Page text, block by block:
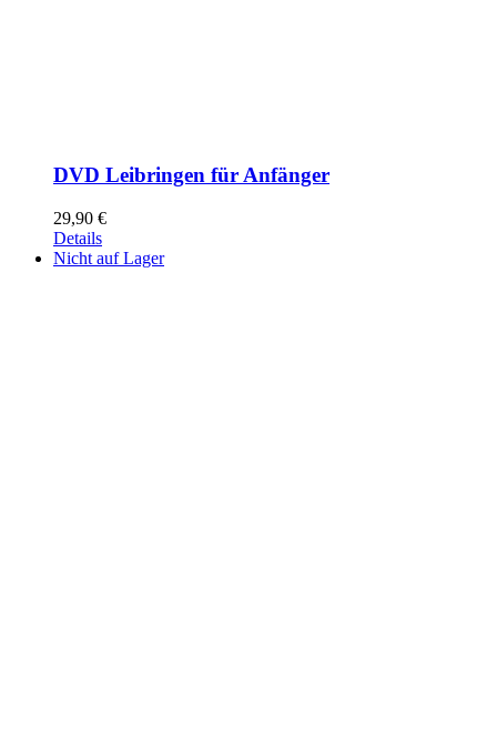
DVD Leibringen für Anfänger
29,90 €
Details
Nicht auf Lager